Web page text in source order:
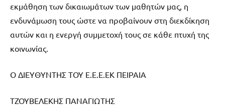
εκμάθηση των δικαιωμάτων των μαθητών μας, η
ενδυνάμωση τους ώστε να προβαίνουν στη διεκδίκηση
αυτών και η ενεργή συμμετοχή τους σε κάθε πτυχή της
κοινωνίας.
Ο ΔΙΕΥΘΥΝΤΗΣ ΤΟΥ Ε.Ε.Ε.ΕΚ ΠΕΙΡΑΙΑ
ΤΖΟΥΒΕΛΕΚΗΣ ΠΑΝΑΓΙΩΤΗΣ